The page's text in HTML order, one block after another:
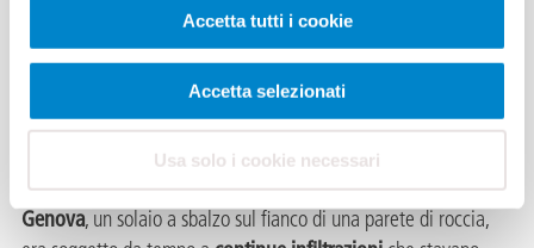
Accetta tutti i cookie
Accetta selezionati
Usa solo i cookie necessari
Parcheggio
Condominiale a
Genova
Ilparcheggio condominiale,
situato in Via Ferrara a
Genova, un solaio a sbalzo sul fianco di una parete di roccia,